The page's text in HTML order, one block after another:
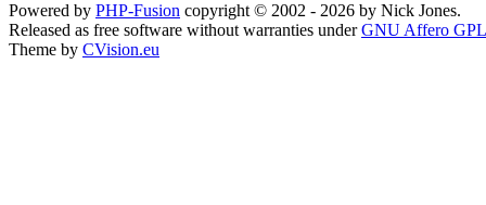
Powered by PHP-Fusion copyright © 2002 - 2026 by Nick Jones.
Released as free software without warranties underGNU Affero GPL
Theme by CVision.eu